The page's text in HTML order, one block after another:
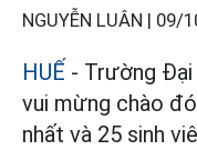
NGUYỄN LUÂN | 09/
HUẾ - Trường
vui mừng chào
nhất và 25 sinh